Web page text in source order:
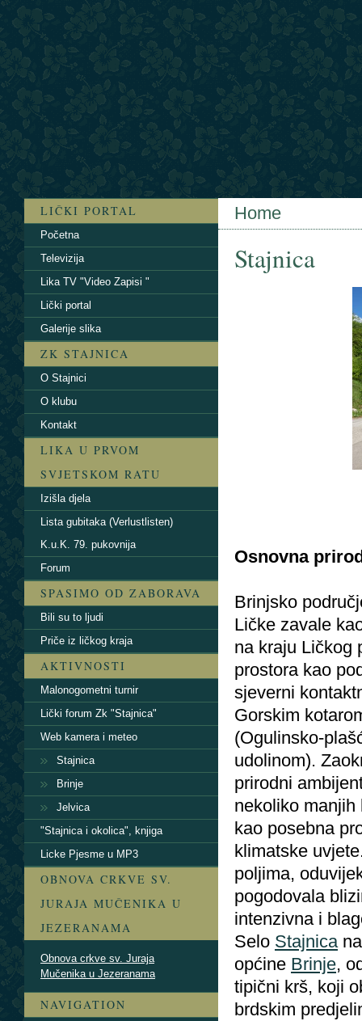
Home
Stajnica
Osnovna
Brinjsko
Ličke zavale
na kraju Ličkog
prostora kao
sjeverni
Gorskim
(Ogulinsko-
udolinom).
prirodni
nekoliko
kao posebna
klimatske
poljima,
pogodovala
intenzivna i
Selo Stajnica
općine Brinje,
tipični krš, koji
brdskim
LIČKI PORTAL
Početna
Televizija
Lika TV "Video Zapisi "
Lički portal
Galerije slika
ZK STAJNICA
O Stajnici
O klubu
Kontakt
LIKA U PRVOM
SVJETSKOM RATU
Izišla djela
Lista gubitaka (Verlustlisten)
K.u.K. 79. pukovnija
Forum
SPASIMO OD ZABORAVA
Bili su to ljudi
Priče iz ličkog kraja
AKTIVNOSTI
Malonogometni turnir
Lički forum Zk "Stajnica"
Web kamera i meteo
Stajnica
Brinje
Jelvica
"Stajnica i okolica", knjiga
Licke Pjesme u MP3
OBNOVA CRKVE SV.
JURAJA MUČENIKA U
JEZERANAMA
Obnova crkve sv. Juraja
Mučenika u Jezeranama
NAVIGATION